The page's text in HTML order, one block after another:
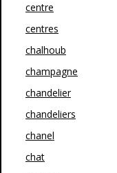
centre
centres
chalhoub
champagne
chandelier
chandeliers
chanel
chat